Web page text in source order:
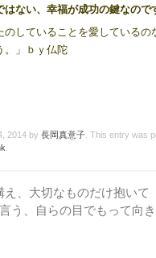
ない、幸福が成功の鍵なので
のしていることを愛しているの
。」ｂｙ仏陀
2014 by 長岡真意子. This entry was
、大切なものだけ抱いて
う、自らの目でもって向